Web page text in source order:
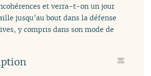
et verra-t-on un jour
jusqu’au bout dans la défense
y compris dans son mode de